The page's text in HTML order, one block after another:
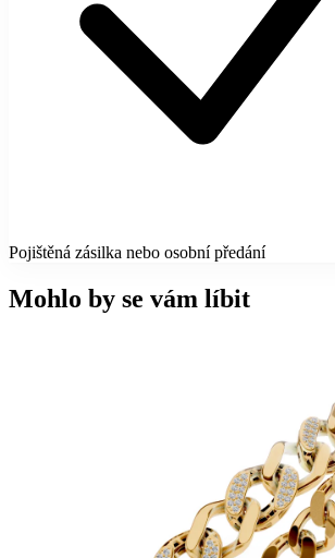
Pojištěná zásilka nebo osobní předání
Mohlo by se vám líbit